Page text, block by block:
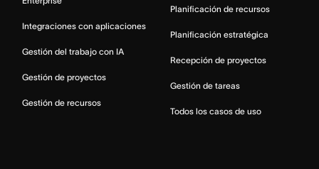
Integraciones con aplicaciones
Gestión del trabajo con IA
Gestión de proyectos
Gestión de recursos
Planificación de recursos
Planificación estratégica
Recepción de proyectos
Gestión de tareas
Todos los casos de uso